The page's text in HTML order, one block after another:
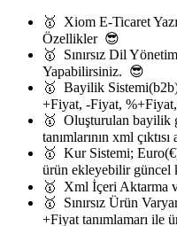
🥇 Xiom E-Ticaret
Özellikler 😎
🥇 Sınırsız Dil
Yapabilirsiniz. 😎
🥇 Bayilik
+Fiyat, -Fiyat,
🥇 Oluşturulan bayilik
tanımlarının xml
🥇 Kur Sistemi;
ürün ekleyebilir güncel
🥇 Xml İçeri Aktarma
🥇 Sınırsız Ürün
+Fiyat tanımlamarı ile